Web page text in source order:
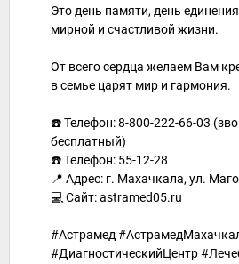
Это день памяти, день
мирной и счастливой жизни.
От всего сердца желаем Вам
в семье царят мир и гармония.
☎️ Телефон: 8-800-222-66-03
бесплатный)
☎️ Телефон: 55-12-28
📍 Адрес: г. Махачкала, ул.
💻 Сайт: astramed05.ru
#Астрамед
#ДиагностическийЦентр